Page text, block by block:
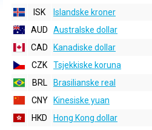
ISK
Islandske kroner
AUD
Australske dollar
CAD
Kanadiske dollar
CZK
Tsjekkiske koruna
BRL
Brasilianske real
CNY
Kinesiske yuan
HKD
Hong Kong dollar